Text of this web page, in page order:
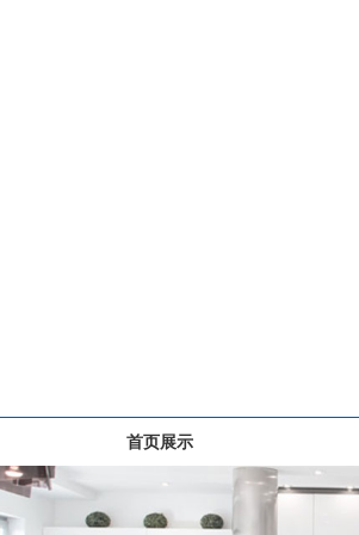
首页展示